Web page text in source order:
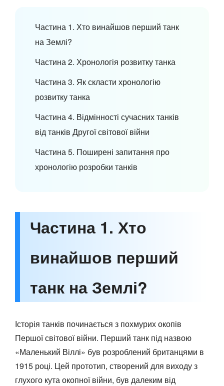
Частина 1. Хто винайшов перший танк
на Землі?
Частина 2. Хронологія розвитку танка
Частина 3. Як скласти хронологію
розвитку танка
Частина 4. Відмінності сучасних танків
від танків Другої світової війни
Частина 5. Поширені запитання про
хронологію розробки танків
Частина 1. Хто
винайшов перший
танк на Землі?
Історія танків починається з похмурих окопів
Першої світової війни. Перший танк під назвою
«Маленький Віллі» був розроблений британцями в
1915 році. Цей прототип, створений для виходу з
глухого кута окопної війни, був далеким від